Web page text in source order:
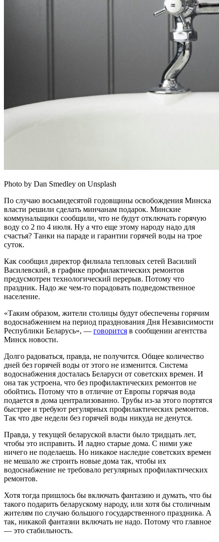
Photo by Dan Smedley on Unsplash
По случаю восьмидесятой годовщины освобождения Минска
власти решили сделать минчанам подарок. Минские
коммунальщики сообщили, что не будут отключать горячую
воду со 2 по 4 июля. Ну а что еще этому народу надо для
счастья? Танки на параде и гарантии горячей воды на трое
суток.
Как сообщил директор филиала тепловых сетей Василий
Василевский, в графике профилактических ремонтов
предусмотрен технологический перерыв. Потому что
праздник. Надо же чем-то порадовать подведомственное
население.
«Таким образом, жители столицы будут обеспечены горячим
водоснабжением на период празднования Дня Независимости
Республики Беларусь», — говорится в сообщении агентства
Минск новости.
Долго радоваться, правда, не получится. Общее количество
дней без горячей воды от этого не изменится. Система
водоснабжения досталась Беларуси от советских времен. И
она так устроена, что без профилактических ремонтов не
обойтись. Потому что в отличие от Европы горячая вода
подается в дома централизованно. Трубы из-за этого портятся
быстрее и требуют регулярных профилактических ремонтов.
Так что две недели без горячей воды никуда не денутся.
Правда, у текущей беларуской власти было тридцать лет,
чтобы это исправить. И ладно старые дома. С ними уже
ничего не поделаешь. Но никакое наследие советских времен
не мешало же строить новые дома так, чтобы их
водоснабжение не требовало регулярных профилактических
ремонтов.
Хотя тогда пришлось бы включать фантазию и думать, что бы
такого подарить беларускому народу, или хотя бы столичным
жителям по случаю большого государственного праздника. А
так, никакой фантазии включать не надо. Потому что главное
— это стабильность.